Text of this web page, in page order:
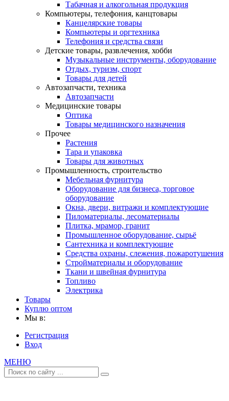
Табачная и алкогольная продукция
Компьютеры, телефония, канцтовары
Канцелярские товары
Компьютеры и оргтехника
Телефония и средства связи
Детские товары, развлечения, хобби
Музыкальные инструменты, оборудование
Отдых, туризм, спорт
Товары для детей
Автозапчасти, техника
Автозапчасти
Медицинские товары
Оптика
Товары медицинского назначения
Прочее
Растения
Тара и упаковка
Товары для животных
Промышленность, строительство
Мебельная фурнитура
Оборудование для бизнеса, торговое
оборудование
Окна, двери, витражи и комплектующие
Пиломатериалы, лесоматериалы
Плитка, мрамор, гранит
Промышленное оборудование, сырьё
Сантехника и комплектующие
Средства охраны, слежения, пожаротушения
Стройматериалы и оборудование
Ткани и швейная фурнитура
Топливо
Электрика
Товары
Куплю оптом
Мы в:
Регистрация
Вход
МЕНЮ